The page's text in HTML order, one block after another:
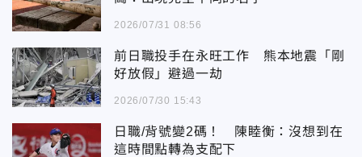
2026/07/31 08:56
前日職投手在永旺工作 熊本地震「剛
好放假」避過一劫
2026/07/30 15:43
日職/背號變2碼！ 陳睦衡：沒想到在
這時間點轉為支配下